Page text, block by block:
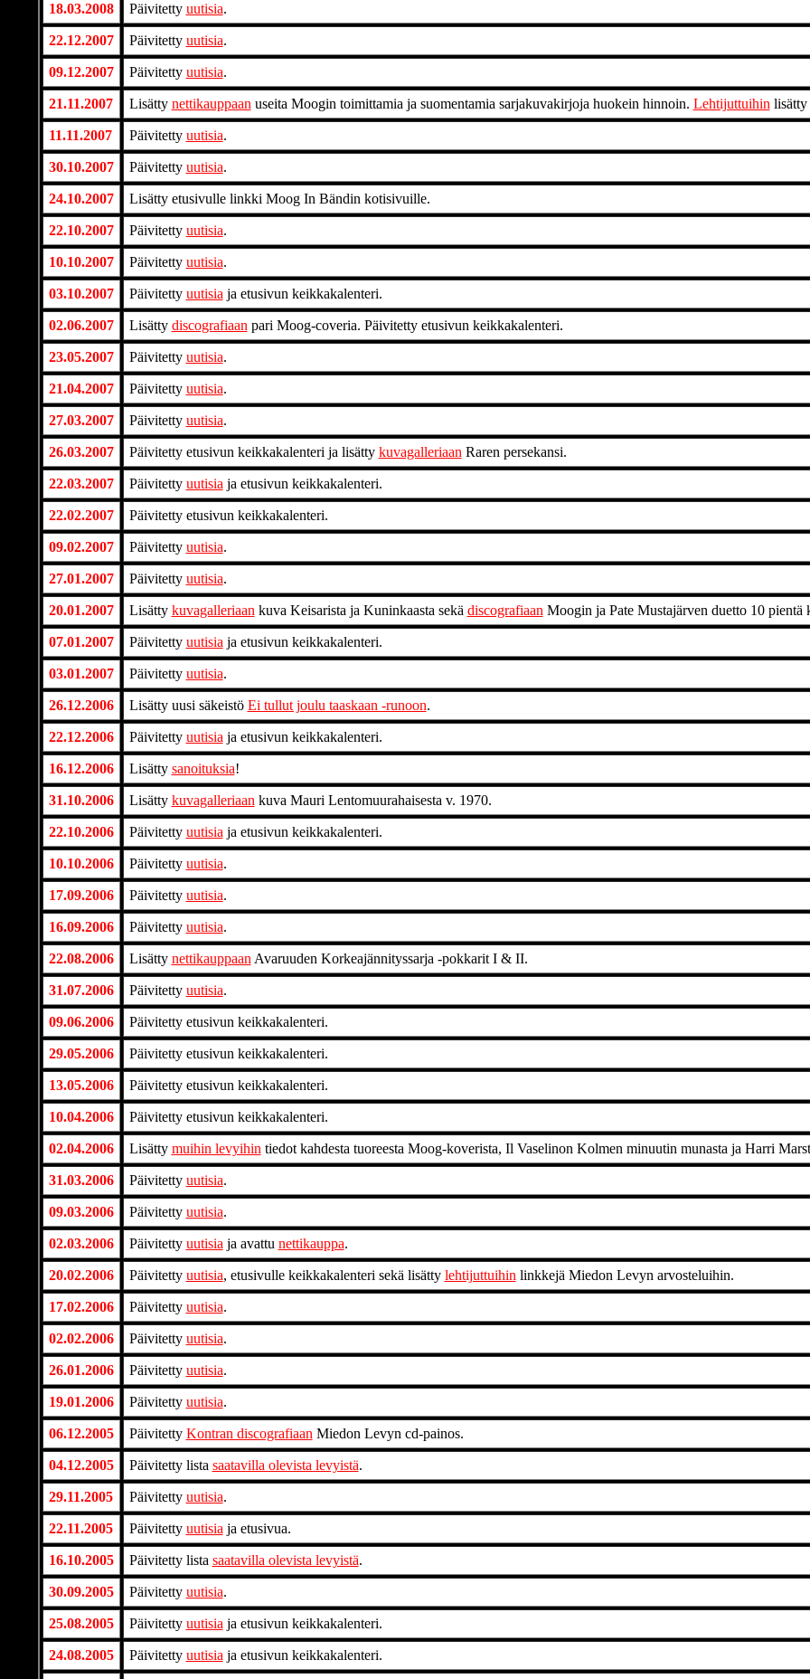
18.03.2008 Päivitetty uutisia.
22.12.2007 Päivitetty uutisia.
09.12.2007 Päivitetty uutisia.
21.11.2007 Lisätty nettikauppaan useita Moogin toimittamia ja suomentamia sarjakuvakirjoja huokein hinnoin. Lehtijuttuihin lisätty
11.11.2007 Päivitetty uutisia.
30.10.2007 Päivitetty uutisia.
24.10.2007 Lisätty etusivulle linkki Moog In Bändin kotisivuille.
22.10.2007 Päivitetty uutisia.
10.10.2007 Päivitetty uutisia.
03.10.2007 Päivitetty uutisia ja etusivun keikkakalenteri.
02.06.2007 Lisätty discografiaan pari Moog-coveria. Päivitetty etusivun keikkakalenteri.
23.05.2007 Päivitetty uutisia.
21.04.2007 Päivitetty uutisia.
27.03.2007 Päivitetty uutisia.
26.03.2007 Päivitetty etusivun keikkakalenteri ja lisätty kuvagalleriaan Raren persekansi.
22.03.2007 Päivitetty uutisia ja etusivun keikkakalenteri.
22.02.2007 Päivitetty etusivun keikkakalenteri.
09.02.2007 Päivitetty uutisia.
27.01.2007 Päivitetty uutisia.
20.01.2007 Lisätty kuvagalleriaan kuva Keisarista ja Kuninkaasta sekä discografiaan Moogin ja Pate Mustajärven duetto 10 pientä
07.01.2007 Päivitetty uutisia ja etusivun keikkakalenteri.
03.01.2007 Päivitetty uutisia.
26.12.2006 Lisätty uusi säkeistö Ei tullut joulu taaskaan -runoon.
22.12.2006 Päivitetty uutisia ja etusivun keikkakalenteri.
16.12.2006 Lisätty sanoituksia!
31.10.2006 Lisätty kuvagalleriaan kuva Mauri Lentomuurahaisesta v. 1970.
22.10.2006 Päivitetty uutisia ja etusivun keikkakalenteri.
10.10.2006 Päivitetty uutisia.
17.09.2006 Päivitetty uutisia.
16.09.2006 Päivitetty uutisia.
22.08.2006 Lisätty nettikauppaan Avaruuden Korkeajännityssarja -pokkarit I & II.
31.07.2006 Päivitetty uutisia.
09.06.2006 Päivitetty etusivun keikkakalenteri.
29.05.2006 Päivitetty etusivun keikkakalenteri.
13.05.2006 Päivitetty etusivun keikkakalenteri.
10.04.2006 Päivitetty etusivun keikkakalenteri.
02.04.2006 Lisätty muihin levyihin tiedot kahdesta tuoreesta Moog-koverista, Il Vaselinon Kolmen minuutin munasta ja Harri
31.03.2006 Päivitetty uutisia.
09.03.2006 Päivitetty uutisia.
02.03.2006 Päivitetty uutisia ja avattu nettikauppa.
20.02.2006 Päivitetty uutisia, etusivulle keikkakalenteri sekä lisätty lehtijuttuihin linkkejä Miedon Levyn arvosteluihin.
17.02.2006 Päivitetty uutisia.
02.02.2006 Päivitetty uutisia.
26.01.2006 Päivitetty uutisia.
19.01.2006 Päivitetty uutisia.
06.12.2005 Päivitetty Kontran discografiaan Miedon Levyn cd-painos.
04.12.2005 Päivitetty lista saatavilla olevista levyistä.
29.11.2005 Päivitetty uutisia.
22.11.2005 Päivitetty uutisia ja etusivua.
16.10.2005 Päivitetty lista saatavilla olevista levyistä.
30.09.2005 Päivitetty uutisia.
25.08.2005 Päivitetty uutisia ja etusivun keikkakalenteri.
24.08.2005 Päivitetty uutisia ja etusivun keikkakalenteri.